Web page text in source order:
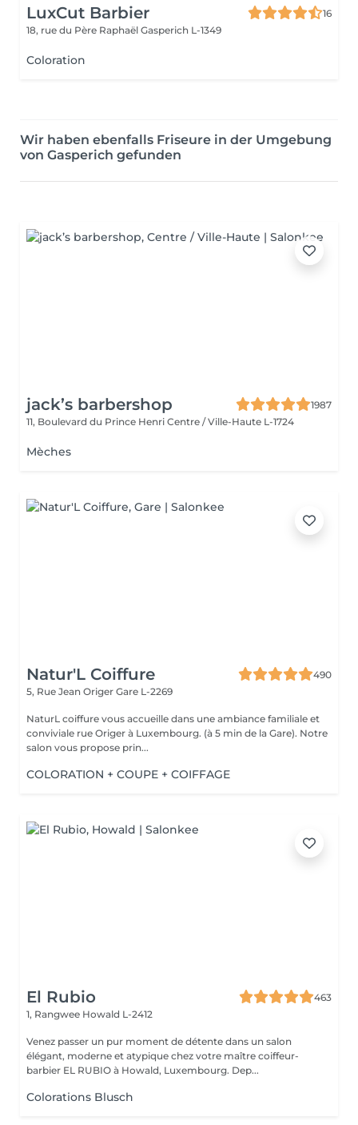
LuxCut Barbier
16
18, rue du Père Raphaël Gasperich L-1349
Coloration
Wir haben ebenfalls Friseure in der Umgebung
von Gasperich gefunden
jack’s barbershop
1987
11, Boulevard du Prince Henri Centre / Ville-Haute L-1724
Mèches
Natur'L Coiffure
490
5, Rue Jean Origer Gare L-2269
NaturL coiffure vous accueille dans une ambiance familiale et
conviviale rue Origer à Luxembourg. (à 5 min de la Gare). Notre
salon vous propose prin...
COLORATION + COUPE + COIFFAGE
El Rubio
463
1, Rangwee Howald L-2412
Venez passer un pur moment de détente dans un salon
élégant, moderne et atypique chez votre maître coiffeur-
barbier EL RUBIO à Howald, Luxembourg. Dep...
Colorations Blusch